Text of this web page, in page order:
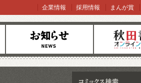
お知らせ オンラインショ
企業情報 採用情報 まんが賞